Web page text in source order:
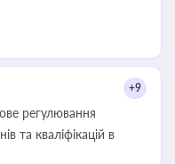
+9
регулювання
та кваліфікацій в